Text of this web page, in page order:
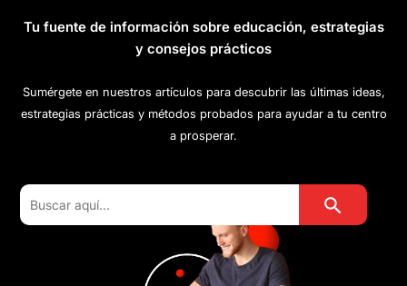
Tu fuente de información sobre educación, estrategias
y consejos prácticos
Sumérgete en nuestros artículos para descubrir las últimas ideas,
estrategias prácticas y métodos probados para ayudar a tu centro
a prosperar.
Buscar: Botón de